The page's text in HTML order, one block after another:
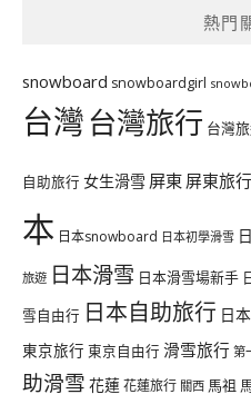
熱門
snowboard snowboardgirl
台灣台灣旅行 台灣
自助旅行 女生滑雪 屏東 屏東旅行
本 日本snowboard 日本初學滑雪
旅遊 日本滑雪 日本滑雪場新手
雪自由行 日本自助旅行 日
東京旅行 東京自由行 滑雪旅行 第
助滑雪 花蓮花蓮旅行 關西 馬祖